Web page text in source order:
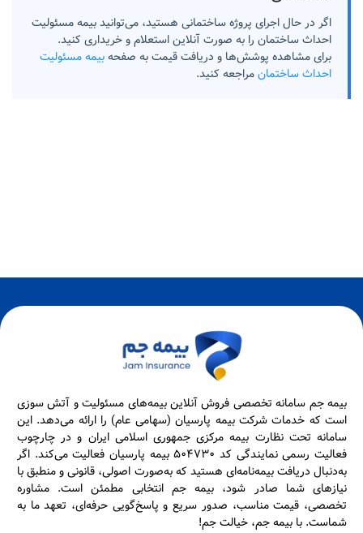
اگر در حال اجرای پروژه ساختمانی هستید، می‌توانید بیمه مسئولیت
احداث ساختمان را به صورت آنلاین استعلام و خریداری کنید.
برای مشاهده پوشش‌ها و دریافت قیمت به صفحهبیمه مسئولیت
احداث ساختمانمراجعه کنید.
بیمه جم سامانه تخصصی فروش آنلاین بیمه‌های مسئولیت و آتش سوزی
است که خدمات شرکت بیمه پارسیان (سهامی عام) را ارائه می‌دهد. این
سامانه تحت نظارت بیمه مرکزی جمهوری اسلامی ایران و در چارچوب
فعالیت رسمی نمایندگی کد ۵۰۴۷۳۰ بیمه پارسیان فعالیت می‌کند. اگر
به‌دنبال دریافت بیمه‌نامه‌ای هستید که به‌صورت اصولی، قانونی و منطبق با
نیازهای شما صادر شود، بیمه جم انتخابی مطمئن است. مشاوره
تخصصی، قیمت مناسب، صدور سریع و پاسخ‌گویی حرفه‌ای، تعهد ما به
شماست. با بیمه جم، خیالت جم!